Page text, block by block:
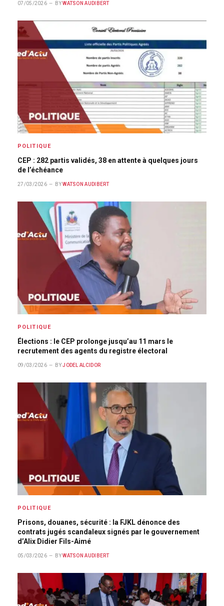
07/05/2026 BY WATSON AUDIBERT
POLITIQUE
CEP : 282 partis validés, 38 en attente à quelques jours
de l’échéance
27/03/2026 BY WATSON AUDIBERT
POLITIQUE
Élections : le CEP prolonge jusqu’au 11 mars le
recrutement des agents du registre électoral
09/03/2026 BY JODEL ALCIDOR
POLITIQUE
Prisons, douanes, sécurité : la FJKL dénonce des
contrats jugés scandaleux signés par le gouvernement
d’Alix Didier Fils-Aimé
05/03/2026 BY WATSON AUDIBERT